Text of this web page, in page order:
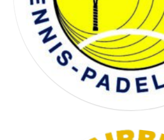
WELL BEING SOCIETY